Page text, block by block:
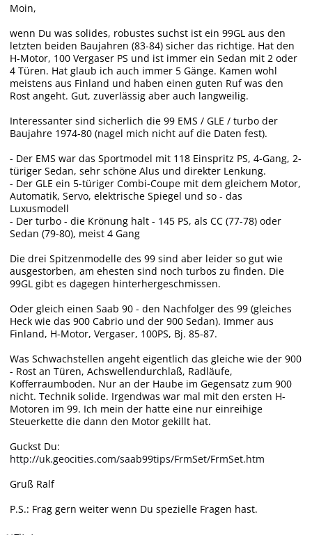
Moin,
wenn Du was solides, robustes suchst ist ein 99GL aus den
letzten beiden Baujahren (83-84) sicher das richtige. Hat den
H-Motor, 100 Vergaser PS und ist immer ein Sedan mit 2 oder
4 Türen. Hat glaub ich auch immer 5 Gänge. Kamen wohl
meistens aus Finland und haben einen guten Ruf was den
Rost angeht. Gut, zuverlässig aber auch langweilig.
Interessanter sind sicherlich die 99 EMS / GLE / turbo der
Baujahre 1974-80 (nagel mich nicht auf die Daten fest).
- Der EMS war das Sportmodel mit 118 Einspritz PS, 4-Gang, 2-
türiger Sedan, sehr schöne Alus und direkter Lenkung.
- Der GLE ein 5-türiger Combi-Coupe mit dem gleichem Motor,
Automatik, Servo, elektrische Spiegel und so - das
Luxusmodell
- Der turbo - die Krönung halt - 145 PS, als CC (77-78) oder
Sedan (79-80), meist 4 Gang
Die drei Spitzenmodelle des 99 sind aber leider so gut wie
ausgestorben, am ehesten sind noch turbos zu finden. Die
99GL gibt es dagegen hinterhergeschmissen.
Oder gleich einen Saab 90 - den Nachfolger des 99 (gleiches
Heck wie das 900 Cabrio und der 900 Sedan). Immer aus
Finland, H-Motor, Vergaser, 100PS, Bj. 85-87.
Was Schwachstellen angeht eigentlich das gleiche wie der 900
- Rost an Türen, Achswellendurchlaß, Radläufe,
Kofferraumboden. Nur an der Haube im Gegensatz zum 900
nicht. Technik solide. Irgendwas war mal mit den ersten H-
Motoren im 99. Ich mein der hatte eine nur einreihige
Steuerkette die dann den Motor gekillt hat.
Guckst Du:
http://uk.geocities.com/saab99tips/FrmSet/FrmSet.htm
Gruß Ralf
P.S.: Frag gern weiter wenn Du spezielle Fragen hast.